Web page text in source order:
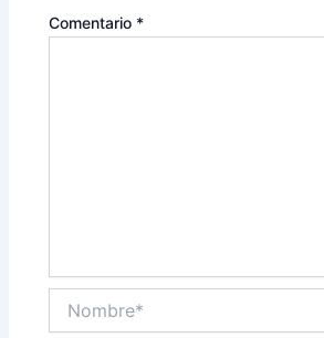
Comentario *